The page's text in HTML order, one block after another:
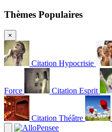
Thèmes Populaires
×
Citation Hypocrisie
Force Citation Esprit
Citation Théâtre